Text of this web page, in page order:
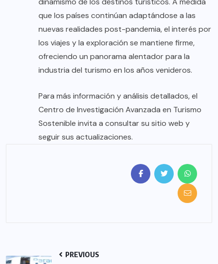
que los países continúan adaptándose a las
nuevas realidades post-pandemia, el interés por
los viajes y la exploración se mantiene firme,
ofreciendo un panorama alentador para la
industria del turismo en los años venideros.
Para más información y análisis detallados, el
Centro de Investigación Avanzada en Turismo
Sostenible invita a consultar su sitio web y
seguir sus actualizaciones.
PREVIOUS